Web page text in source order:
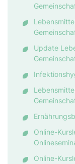
Update
Online-
Online-